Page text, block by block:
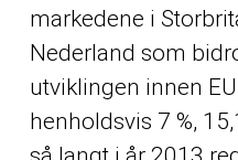
markedene i
Nederland som
utviklingen innen
henholdsvis 7 %,